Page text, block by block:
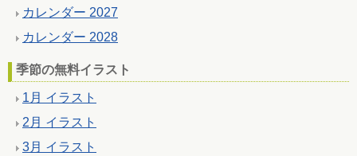
カレンダー 2027
カレンダー 2028
季節の無料イラスト
1月 イラスト
2月 イラスト
3月 イラスト